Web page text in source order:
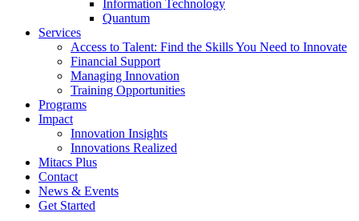
Information Technology
Quantum
Services
Access to Talent: Find the Skills You Need to Innovate
Financial Support
Managing Innovation
Training Opportunities
Programs
Impact
Innovation Insights
Innovations Realized
Mitacs Plus
Contact
News & Events
Get Started